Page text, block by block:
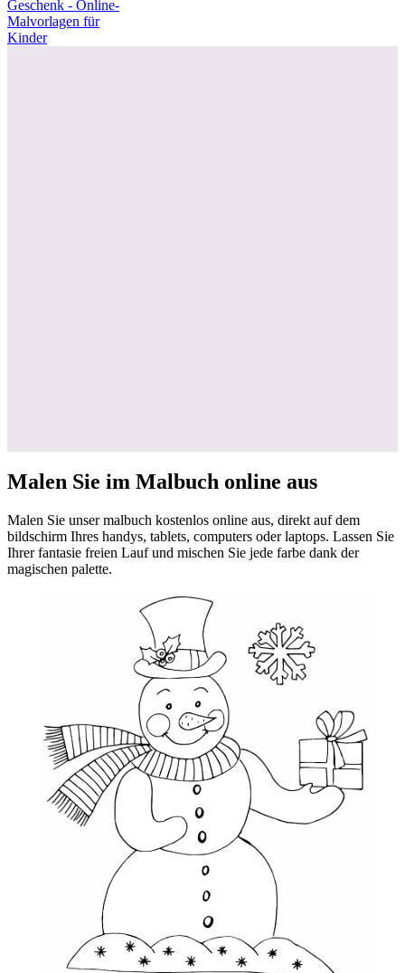
Malen Sie im Malbuch online aus
Malen Sie unser malbuch kostenlos online aus, direkt auf dem
bildschirm Ihres handys, tablets, computers oder laptops. Lassen Sie
Ihrer fantasie freien Lauf und mischen Sie jede farbe dank der
magischen palette.